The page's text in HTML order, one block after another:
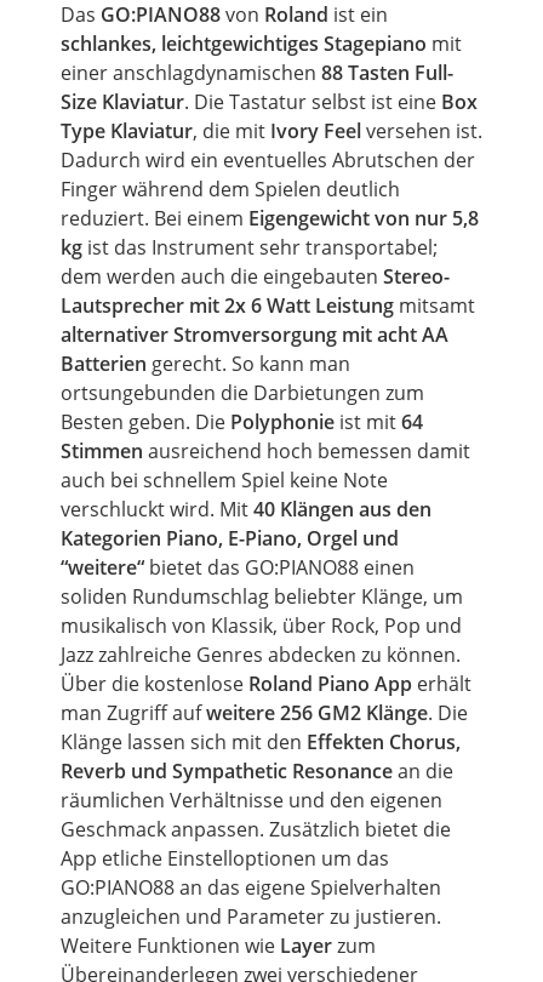
Das GO:PIANO88von Roland ist ein
schlankes, leichtgewichtiges Stagepiano mit
einer anschlagdynamischen 88 Tasten Full-
Size Klaviatur. Die Tastatur selbst ist eine Box
Type Klaviatur, die mit Ivory Feelversehen ist.
Dadurch wird ein eventuelles Abrutschen der
Finger während dem Spielen deutlich
reduziert. Bei einem Eigengewicht von nur 5,8
kg ist das Instrument sehr transportabel;
dem werden auch die eingebauten Stereo-
Lautsprecher mit 2x 6 Watt Leistung mitsamt
alternativer Stromversorgung mit acht AA
Batterien gerecht. So kann man
ortsungebunden die Darbietungen zum
Besten geben. Die Polyphonie ist mit64
Stimmen ausreichend hoch bemessen damit
auch bei schnellem Spiel keine Note
verschluckt wird. Mit40 Klängen aus den
Kategorien Piano, E-Piano, Orgel und
“weitere“ bietet das GO:PIANO88 einen
soliden Rundumschlag beliebter Klänge, um
musikalisch von Klassik, über Rock, Pop und
Jazz zahlreiche Genres abdecken zu können.
Über die kostenlose Roland Piano App erhält
man Zugriff aufweitere 256 GM2 Klänge. Die
Klänge lassen sich mit den Effekten Chorus,
Reverb und Sympathetic Resonancean die
räumlichen Verhältnisse und den eigenen
Geschmack anpassen. Zusätzlich bietet die
App etliche Einstelloptionen um das
GO:PIANO88 an das eigene Spielverhalten
anzugleichen und Parameter zu justieren.
Weitere Funktionen wie Layerzum
Übereinanderlegen zwei verschiedener